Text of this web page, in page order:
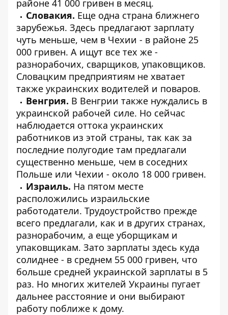
районе 41 000 гривен в месяц.
Словакия. Еще одна страна ближнего
зарубежья. Здесь предлагают зарплату
чуть меньше, чем в Чехии - в районе 25
000 гривен. А ищут все тех же -
разнорабочих, сварщиков, упаковщиков.
Словацким предприятиям не хватает
также украинских водителей и поваров.
Венгрия. В Венгрии также нуждались в
украинской рабочей силе. Но сейчас
наблюдается оттока украинских
работников из этой страны, так как за
последние полугодие там предлагали
существенно меньше, чем в соседних
Польше или Чехии - около 18 000 гривен.
Израиль. На пятом месте
расположились израильские
работодатели. Трудоустройство прежде
всего предлагали, как и в других странах,
разнорабочим, а еще уборщикам и
упаковщикам. Зато зарплаты здесь куда
солиднее - в среднем 55 000 гривен, что
больше средней украинской зарплаты в 5
раз. Но многих жителей Украины пугает
дальнее расстояние и они выбирают
работу поближе к дому.